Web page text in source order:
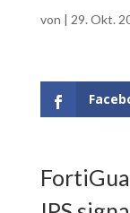
von | 29. Okt.